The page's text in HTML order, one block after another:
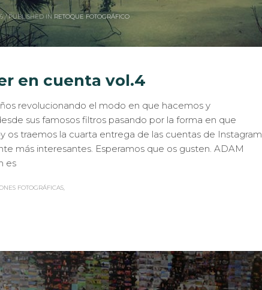
/ PUBLISHED IN RETOQUE FOTOGRÁFICO
en cuenta vol.4
revolucionando el modo en que hacemos y
sus famosos filtros pasando por la forma en que
os traemos la cuarta entrega de las cuentas de Instagram
más interesantes. Esperamos que os gusten. ADAM
es
FOTOGRÁFICAS